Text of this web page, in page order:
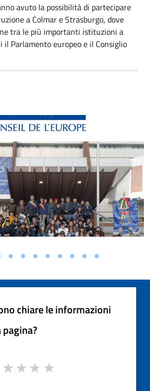
avuto la possibilità di partecipare
a Colmar e Strasburgo, dove
tra le più importanti istituzioni a
il Parlamento europeo e il Consiglio
chiare le informazioni